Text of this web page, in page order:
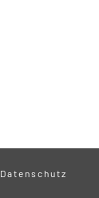
Datenschutz